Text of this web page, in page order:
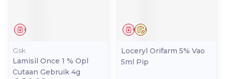
Geneesmiddel
Gsk
Lamisil Once 1 % Opl
Cutaan Gebruik 4g
Op voorschrift
Geneesmiddel
Loceryl Orifarm 5% Vao
5ml Pip